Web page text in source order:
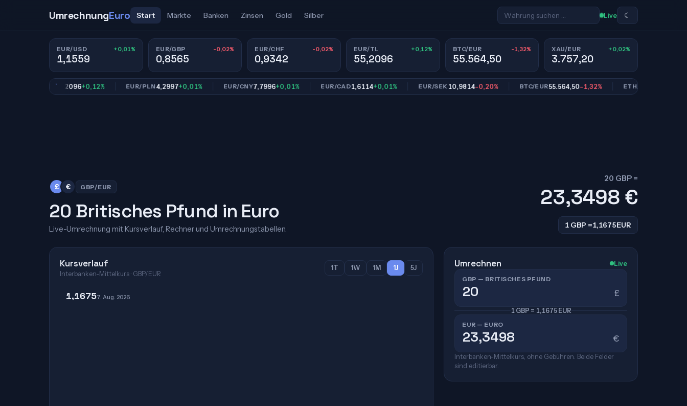
UmrechnungEuro Start Märkte Banken Zinsen Gold Silber Live ☾
EUR/USD +0,01%
1,1559
EUR/GBP -0,02%
0,8565
EUR/CHF -0,02%
0,9342
EUR/TL +0,12%
55,2096
BTC/EUR -1,32%
55.564,50
XAU/EUR +0,02%
3.757,20
55,2096 +0,12% EUR/PLN4,2997+0,01% EUR/CNY7,7996+0,01% EUR/CAD1,6114+0,01% EUR/SEK10,9814-0,20% BTC/EUR55.564,50-1,32% ETH/EUR1.628,64
£ € GBP/EUR
20 Britisches Pfund in Euro
Live-Umrechnung mit Kursverlauf, Rechner und Umrechnungstabellen.
20 GBP =
23,3498 €
1 GBP =1,1675EUR
Kursverlauf
Interbanken-Mittelkurs · GBP/EUR
1T 1W 1M 1J 5J
1,16757. Aug. 2026
Umrechnen Live
GBP — BRITISCHES PFUND
£
1 GBP = 1,1675 EUR
EUR — EURO
€
Interbanken-Mittelkurs, ohne Gebühren. Beide Felder
sind editierbar.